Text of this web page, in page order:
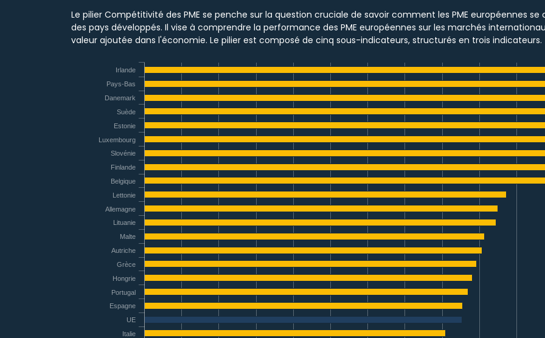
Le pilier Compétitivité des PME se penche sur la question cruciale de savoir comment les PME européennes
des pays développés. Il vise à comprendre la performance des PME européennes sur les marchés
valeur ajoutée dans l'économie. Le pilier est composé de cinq sous-indicateurs, structurés en trois indicateurs.
Irlande
Pays-Bas
Danemark
Suède
Estonie
Luxembourg
Slovénie
Finlande
Belgique
Lettonie
Allemagne
Lituanie
Malte
Autriche
Grèce
Hongrie
Portugal
Espagne
UE
Italie